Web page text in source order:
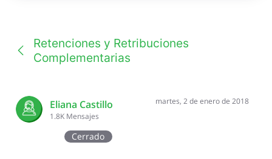
Retenciones y Retribuciones
Complementarias
Eliana Castillo
1.8K Mensajes
martes, 2 de enero de 2018
Cerrado